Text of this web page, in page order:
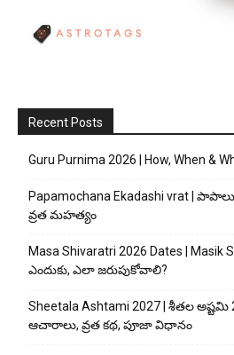
Recent Posts
Guru Purnima 2026 | How, When &
Papamochana Ekadashi vrat |
వ్రత మహత్యం
Masa Shivaratri 2026 Dates |
ఎందుకు, ఎలా జరుపుకోవాలి?
Sheetala Ashtami 2027 | శీతల అష్టమి
ఆచారాలు, వ్రత కథ, పూజా విధానం